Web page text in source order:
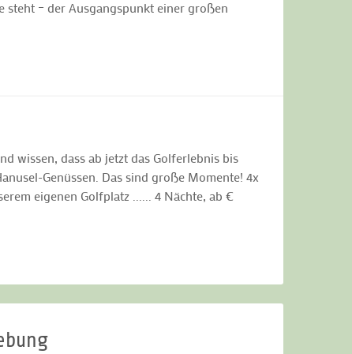
steht – der Ausgangspunkt einer großen
wissen, dass ab jetzt das Golferlebnis bis
Genüssen. Das sind große Momente! 4x
eigenen Golfplatz ...... 4 Nächte, ab €